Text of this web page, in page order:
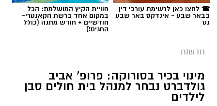
☎ לחצו כאן לרשימת עורכי דין
בבאר שבע - אינדקס באר שבע
נט
חוויית הקיץ המושלמת: הכל
במקום אחד ברשת הקאנטרי-
חודשיים + חודש מתנה (כולל
החגים!)
חדשות
מינוי בכיר בסורוקה: פרופ' אביב
גולדברט נבחר למנהל בית חולים סבן
לילדים